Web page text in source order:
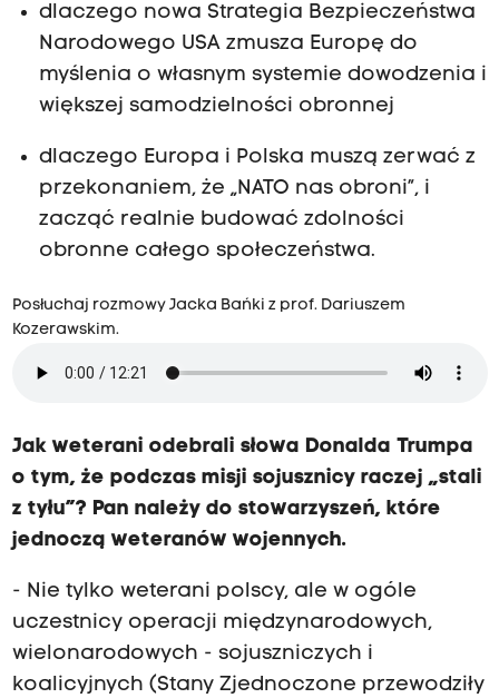
dlaczego nowa Strategia Bezpieczeństwa
Narodowego USA zmusza Europę do
myślenia o własnym systemie dowodzenia i
większej samodzielności obronnej
dlaczego Europa i Polska muszą zerwać z
przekonaniem, że „NATO nas obroni”, i
zacząć realnie budować zdolności
obronne całego społeczeństwa.
Posłuchaj rozmowy Jacka Bańki z prof. Dariuszem
Kozerawskim.
Jak weterani odebrali słowa Donalda Trumpa
o tym, że podczas misji sojusznicy raczej „stali
z tyłu”? Pan należy do stowarzyszeń, które
jednoczą weteranów wojennych.
- Nie tylko weterani polscy, ale w ogóle
uczestnicy operacji międzynarodowych,
wielonarodowych - sojuszniczych i
koalicyjnych (Stany Zjednoczone przewodziły